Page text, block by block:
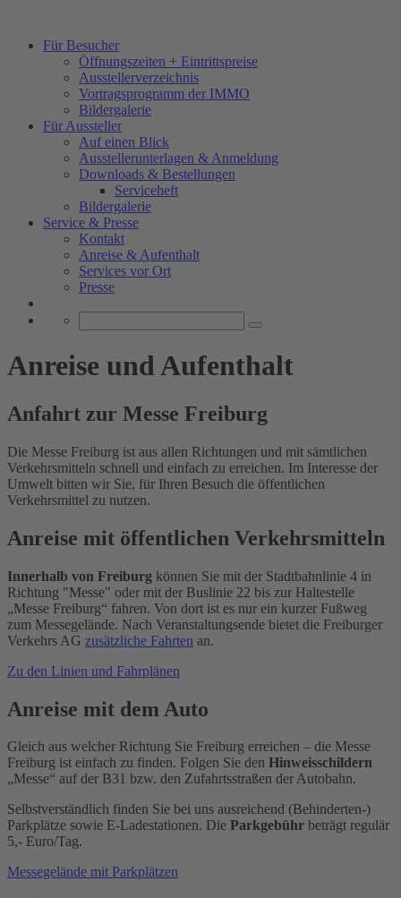
Für Besucher
Öffnungszeiten + Eintrittspreise
Ausstellerverzeichnis
Vortragsprogramm der IMMO
Bildergalerie
Für Aussteller
Auf einen Blick
Ausstellerunterlagen & Anmeldung
Downloads & Bestellungen
Serviceheft
Bildergalerie
Service & Presse
Kontakt
Anreise & Aufenthalt
Services vor Ort
Presse
Anreise und Aufenthalt
Anfahrt zur Messe Freiburg
Die Messe Freiburg ist aus allen Richtungen und mit sämtlichen
Verkehrsmitteln schnell und einfach zu erreichen. Im Interesse der
Umwelt bitten wir Sie, für Ihren Besuch die öffentlichen
Verkehrsmittel zu nutzen.
Anreise mit öffentlichen Verkehrsmitteln
Innerhalb von Freiburg können Sie mit der Stadtbahnlinie 4 in
Richtung "Messe" oder mit der Buslinie 22 bis zur Haltestelle
„Messe Freiburg“ fahren. Von dort ist es nur ein kurzer Fußweg
zum Messegelände. Nach Veranstaltungsende bietet die Freiburger
Verkehrs AG zusätzliche Fahrten an.
Zu den Linien und Fahrplänen
Anreise mit dem Auto
Gleich aus welcher Richtung Sie Freiburg erreichen – die Messe
Freiburg ist einfach zu finden. Folgen Sie den Hinweisschildern
„Messe“ auf der B31 bzw. den Zufahrtsstraßen der Autobahn.
Selbstverständlich finden Sie bei uns ausreichend (Behinderten-)
Parkplätze sowie E-Ladestationen. Die Parkgebühr beträgt regulär
5,- Euro/Tag.
Messegelände mit Parkplätzen